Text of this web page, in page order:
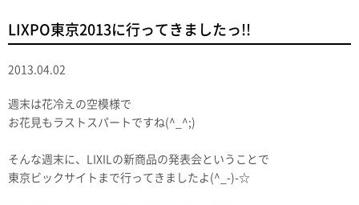
LIXPO東京2013に行ってきましたっ!!
2013.04.02
週末は花冷えの空模様で
お花見もラストスパートですね(^_^;)
そんな週末に、LIXILの新商品の発表会ということで
東京ビックサイトまで行ってきましたよ(^_-)-☆